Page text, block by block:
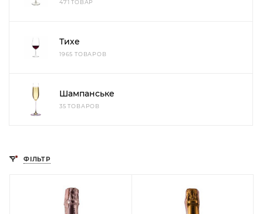
471 ТОВАР
Тихе
1965 ТОВАРОВ
Шампанське
35 ТОВАРОВ
ФІЛЬТР